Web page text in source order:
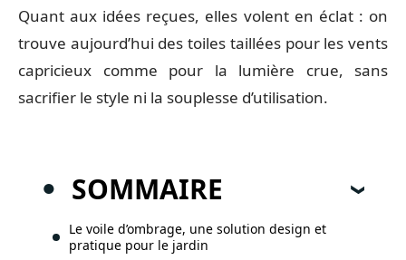
Quant aux idées reçues, elles volent en éclat : on
trouve aujourd’hui des toiles taillées pour les vents
capricieux comme pour la lumière crue, sans
sacrifier le style ni la souplesse d’utilisation.
SOMMAIRE
Le voile d’ombrage, une solution design et
pratique pour le jardin